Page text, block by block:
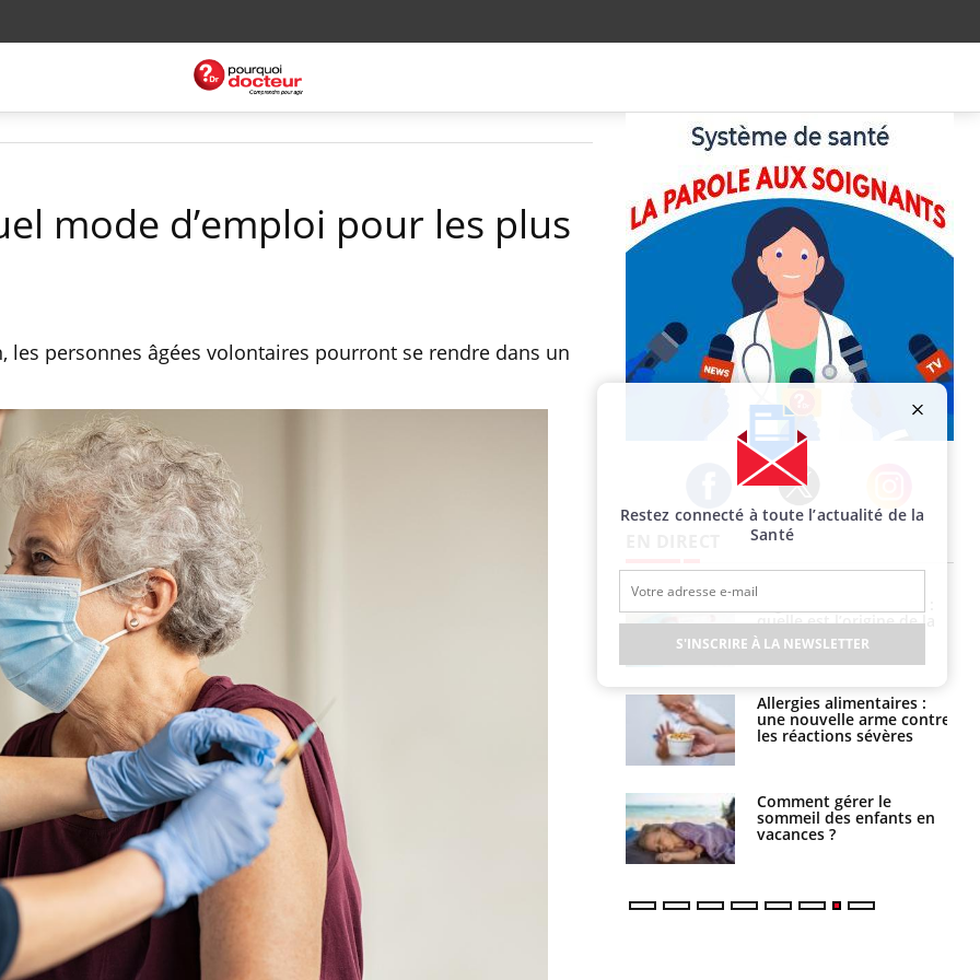
mode d’emploi pour les plus
les personnes âgées volontaires pourront se rendre dans un
Facebook Twitter Instagram
Le smartphone nuit-il à
l'apprentissage de la
lecture ?
Mordue par une tique en
vacances, elle reste dans
le coma pendant 42 jours
Mordue par un
barracuda, une petite fille
secourue grâce à un
réflexe essentiel
quelle est l’origine de la
contamination ?
Allergies alimentaires :
une nouvelle arme contre
les réactions sévères
Comment gérer le
sommeil des enfants en
vacances ?
les kinés pourront
bientôt faire
TDAH : quel est ce
traitement autorisé aux
États-Unis ?
Cerveau : le mystère de la
"madeleine de Proust"
enfin expliqué
Restez connecté à toute l’actualité de la
Santé
S'INSCRIRE À LA NEWSLETTER